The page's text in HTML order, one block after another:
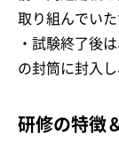
取り組んでいた
・試験終了後
の封筒に封入
研修の特徴